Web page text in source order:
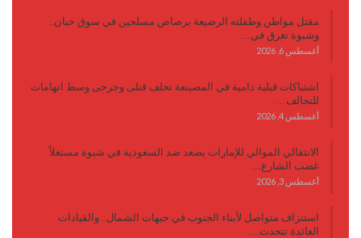
مقتل مواطن وطفلته الرضيعة برصاص مسلحين في سوق حبان..
وشبوة تغرق في…
أغسطس 6, 2026
اشتباكات قبلية دامية في المصينعة تخلف قتلى وجرحى وسط اتهامات
للتحالف…
أغسطس 4, 2026
الانتقالي الموالي للإمارات يصعد ضد السعودية في شبوة مستغلاً
غضب الشارع…
أغسطس 3, 2026
استنزاف متواصل لأبناء الجنوب في جبهات الشمال.. والقيادات
العائدة تتحدث…